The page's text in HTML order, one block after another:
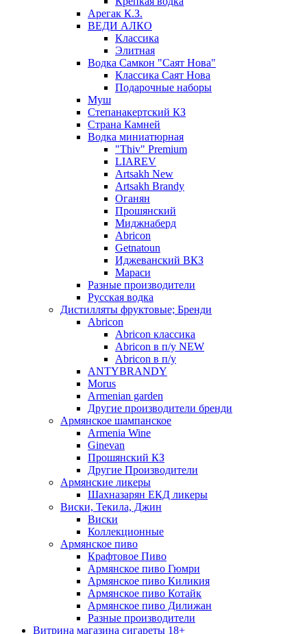
Арегак К.З.
ВЕДИ АЛКО
Классика
Элитная
Водка Самкон "Саят Нова"
Классика Саят Нова
Подарочные наборы
Муш
Степанакертский КЗ
Страна Камней
Водка миниатюрная
"Thiv" Premium
LIAREV
Artsakh New
Artsakh Brandy
Оганян
Прошянский
Миджнаберд
Abricon
Getnatoun
Иджеванский ВКЗ
Мараси
Разные производители
Русская водка
Дистилляты фруктовые; Бренди
Abricon
Abricon классика
Abricon в п/у NEW
Abricon в п/у
ANTYBRANDY
Morus
Armenian garden
Другие производители бренди
Армянское шампанское
Armenia Wine
Ginevan
Прошянский КЗ
Другие Производители
Армянские ликеры
Шахназарян ЕКД ликеры
Виски, Текила, Джин
Виски
Коллекционные
Армянское пиво
Крафтовое Пиво
Армянское пиво Гюмри
Армянское пиво Киликия
Армянское пиво Котайк
Армянское пиво Дилижан
Разные производители
Витрина магазина сигареты 18+